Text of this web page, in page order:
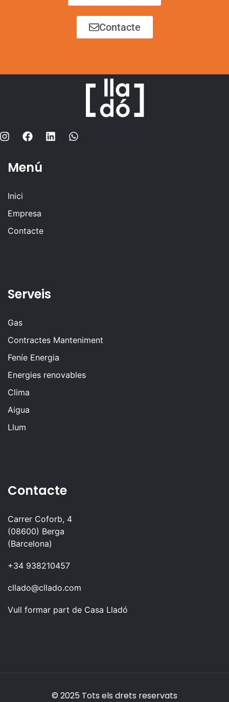
Contacte
Menú
Inici
Empresa
Contacte
Serveis
Gas
Contractes Manteniment
Feníe Energia
Energies renovables
Clima
Aigua
Llum
Contacte
Carrer Coforb, 4
(08600) Berga
(Barcelona)
+34 938210457
cllado@cllado.com
Vull formar part de Casa Lladó
© 2025 Tots els drets reservats